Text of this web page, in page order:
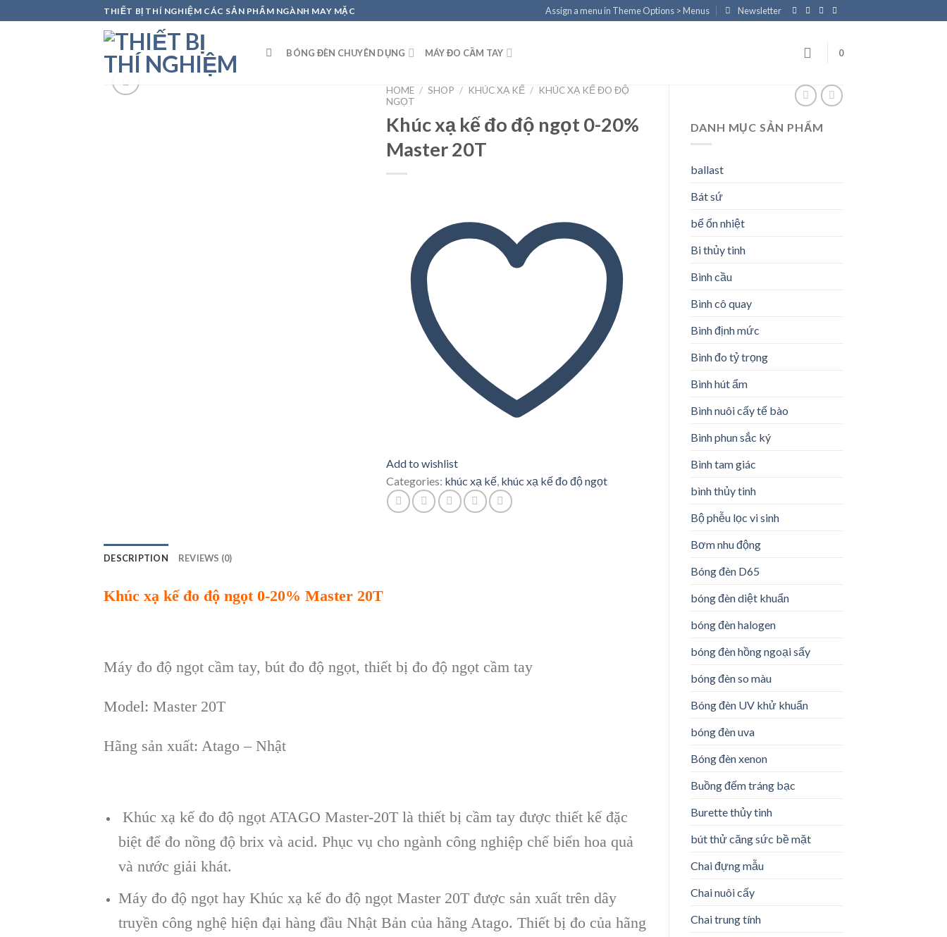
to
THIẾT BỊ THÍ NGHIỆM CÁC SẢN PHẨM NGÀNH MAY MẶC Assign a menu in Theme Options > Menus Newsletter
BÓNG ĐÈN CHUYÊN DỤNG MÁY ĐO CẦM TAY 0
DANH MỤC SẢN PHẨM
ballast
Bát sứ
bể ổn nhiệt
Bi thủy tinh
Bình cầu
Bình cô quay
Bình định mức
Bình đo tỷ trọng
Bình hút ẩm
Bình nuôi cấy tế bào
Bình phun sắc ký
Bình tam giác
bình thủy tinh
Bộ phễu lọc vi sinh
Bơm nhu động
Bóng đèn D65
bóng đèn diệt khuẩn
bóng đèn halogen
bóng đèn hồng ngoại sấy
bóng đèn so màu
Bóng đèn UV khử khuẩn
bóng đèn uva
Bóng đèn xenon
Buồng đếm tráng bạc
Burette thủy tinh
bút thử căng sức bề mặt
Chai đựng mẫu
Chai nuôi cấy
Chai trung tính
HOME / SHOP / KHÚC XẠ KẾ / KHÚC XẠ KẾ ĐO ĐỘ
NGỌT
Khúc xạ kế đo độ ngọt 0-20%
Master 20T
Add to wishlist
Categories: khúc xạ kế, khúc xạ kế đo độ ngọt
DESCRIPTION REVIEWS (0)
Khúc xạ kế đo độ ngọt 0-20% Master 20T
Máy đo độ ngọt cầm tay, bút đo độ ngọt, thiết bị đo độ ngọt cầm tay
Model: Master 20T
Hãng sản xuất: Atago – Nhật
Khúc xạ kế đo độ ngọt ATAGO Master-20T là thiết bị cầm tay được thiết kế đặc
biệt để đo nồng độ brix và acid. Phục vụ cho ngành công nghiệp chế biến hoa quả
và nước giải khát.
Máy đo độ ngọt hay Khúc xạ kế đo độ ngọt Master 20T được sản xuất trên dây
truyền công nghệ hiện đại hàng đầu Nhật Bản của hãng Atago. Thiết bị đo của hãng